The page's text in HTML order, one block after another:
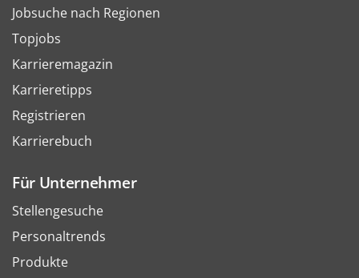
Jobsuche nach Regionen
Topjobs
Karrieremagazin
Karrieretipps
Registrieren
Karrierebuch
Für Unternehmer
Stellengesuche
Personaltrends
Produkte